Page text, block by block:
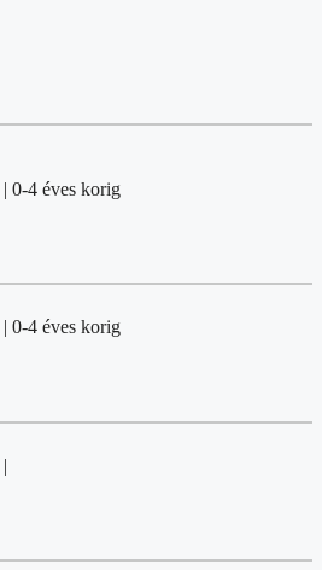
| 0-4 éves korig
| 0-4 éves korig
|